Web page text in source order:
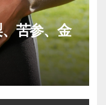
苦参、金